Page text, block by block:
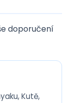
doporučení
Kutě,